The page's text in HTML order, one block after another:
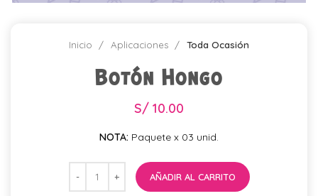
Inicio Aplicaciones Toda Ocasión
Botón Hongo
S/ 10.00
NOTA: Paquete x 03 unid.
AÑADIR AL CARRITO